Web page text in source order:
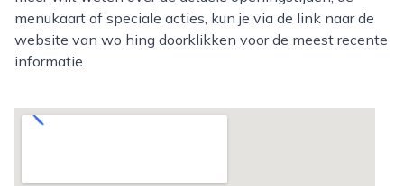
menukaart of speciale acties, kun je via de link naar de
website van wo hing doorklikken voor de meest recente
informatie.